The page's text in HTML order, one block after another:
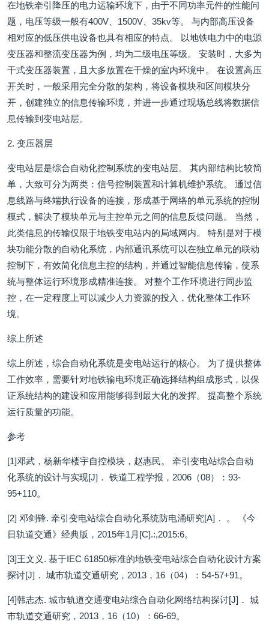
在地铁牵引降压的电力运输环境下，由于不同功率元件的性能问
题，电压等级一般有400V、1500V、35kv等。 与内部高压设备
相对应的低压供电设备也具有相应的特点。 以地铁电力中的电源
变压器和整流变压器为例，均为二级电压等级。 安装时，大多为
干式变压器装置，且大多放置在干燥的室内环境中。 在设置高压
开关时，一般采用完全分散的架构，将设备模块和区间模块分
开，创建独立的信息传输环境，并进一步通过现场总线将数据信
息传输到变电站层。
2. 变压器层
变电站层是综合自动化控制系统的变电站层。 其内部结构比较简
单，大致可分为两类：信号控制装置和计算机维护系统。 通过信
息线路与终端执行设备的连接，形成基于网络的单元系统的控制
模式，解决了模块单元与主控单元之间的信息反馈问题。 当然，
此类信息的传输仅限于地铁变电站内的局域网内。 特别是对于模
块功能分散的自动化系统，内部通讯系统可以在独立单元的联动
控制下，有效简化信息主控的结构，并通过智能信息传输，使系
统与整体运行环境形成精准连接。 对整个工作环境进行同步监
控，在一定程度上可以减少人力资源的投入，优化整体工作环
境。
综上所述
综上所述，综合自动化系统是变电站运行的核心。 为了提供整体
工作效率，需要针对地铁输电环境正确选择结构组成形式，以保
证系统结构的建设和应用能够得到最大化的发挥。 提高整个系统
运行质量的功能。
参考
[1]邓武，杨新华楼宇自控模块，赵惠民。 牵引变电站综合自动
化系统的设计与实现[J]． 铁道工程学报，2006（08）：93-
95+110。
[2] 邓剑锋. 牵引变电站综合自动化系统防电涌研究[A]． 。 《今
日轨道交通》经典版，2015年1月[C].:,2015:6。
[3]王文义. 基于IEC 61850标准的地铁变电站综合自动化设计方案
探讨[J]． 城市轨道交通研究，2013，16（04）：54-57+91。
[4]韩志杰. 城市轨道交通变电站综合自动化网络结构探讨[J]． 城
市轨道交通研究，2013，16（10）：66-69。